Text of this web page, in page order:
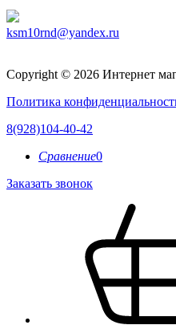
ksm10rnd@yandex.ru
Copyright © 2026 Интернет
Политика
8(928)104-40-42
Сравнение0
Заказать звонок